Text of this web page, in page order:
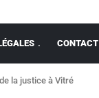
CONTACT
la justice à Vitré